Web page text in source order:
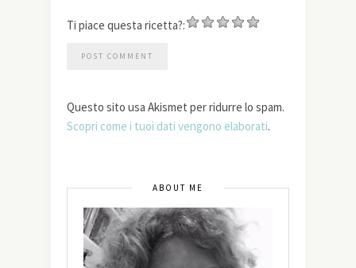
Ti piace questa ricetta?:
Questo sito usa Akismet per ridurre lo spam.
Scopri come i tuoi dati vengono elaborati.
ABOUT ME